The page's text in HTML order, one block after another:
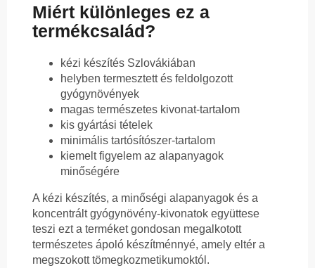
Miért különleges ez a
termékcsalád?
kézi készítés Szlovákiában
helyben termesztett és feldolgozott
gyógynövények
magas természetes kivonat-tartalom
kis gyártási tételek
minimális tartósítószer-tartalom
kiemelt figyelem az alapanyagok
minőségére
A kézi készítés, a minőségi alapanyagok és a
koncentrált gyógynövény-kivonatok együttese
teszi ezt a terméket gondosan megalkotott
természetes ápoló készítménnyé, amely eltér a
megszokott tömegkozmetikumoktól.